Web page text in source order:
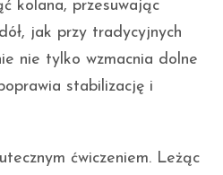
kolana, przesuwając
jak przy tradycyjnych
nie tylko wzmacnia dolne
stabilizację i
ćwiczeniem. Leżąc